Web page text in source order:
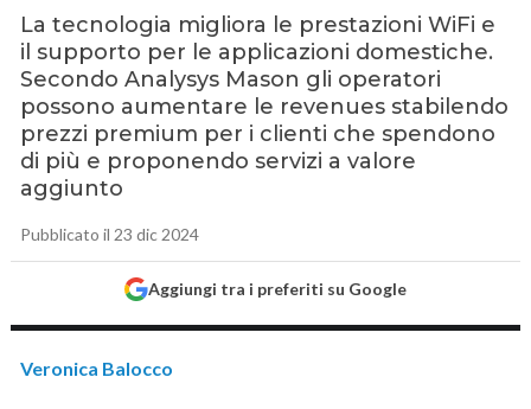
La tecnologia migliora le prestazioni WiFi e
il supporto per le applicazioni domestiche.
Secondo Analysys Mason gli operatori
possono aumentare le revenues stabilendo
prezzi premium per i clienti che spendono
di più e proponendo servizi a valore
aggiunto
Pubblicato il 23 dic 2024
Aggiungi tra i preferiti su Google
Veronica Balocco